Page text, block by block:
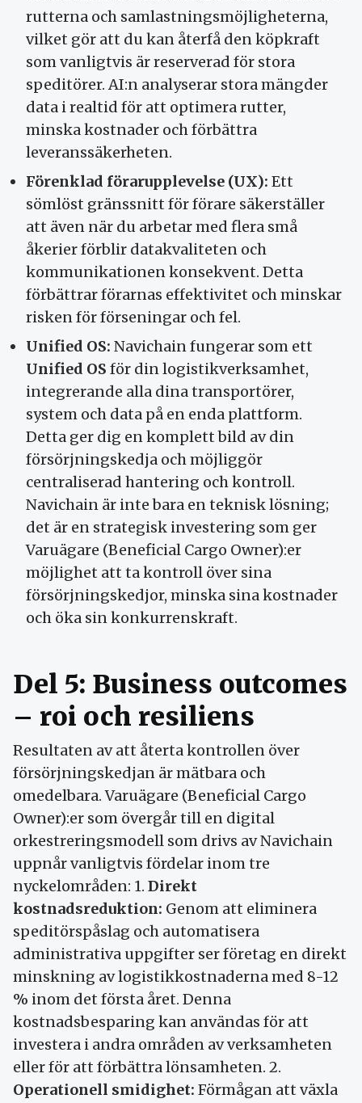
rutterna och samlastningsmöjligheterna,
vilket gör att du kan återfå den köpkraft
som vanligtvis är reserverad för stora
speditörer. AI:n analyserar stora mängder
data i realtid för att optimera rutter,
minska kostnader och förbättra
leveranssäkerheten.
Förenklad förarupplevelse (UX): Ett
sömlöst gränssnitt för förare säkerställer
att även när du arbetar med flera små
åkerier förblir datakvaliteten och
kommunikationen konsekvent. Detta
förbättrar förarnas effektivitet och minskar
risken för förseningar och fel.
Unified OS: Navichain fungerar som ett
Unified OS för din logistikverksamhet,
integrerande alla dina transportörer,
system och data på en enda plattform.
Detta ger dig en komplett bild av din
försörjningskedja och möjliggör
centraliserad hantering och kontroll.
Navichain är inte bara en teknisk lösning;
det är en strategisk investering som ger
Varuägare (Beneficial Cargo Owner):er
möjlighet att ta kontroll över sina
försörjningskedjor, minska sina kostnader
och öka sin konkurrenskraft.
Del 5: Business outcomes
– roi och resiliens
Resultaten av att återta kontrollen över
försörjningskedjan är mätbara och
omedelbara. Varuägare (Beneficial Cargo
Owner):er som övergår till en digital
orkestreringsmodell som drivs av Navichain
uppnår vanligtvis fördelar inom tre
nyckelområden: 1. Direkt
kostnadsreduktion: Genom att eliminera
speditörspåslag och automatisera
administrativa uppgifter ser företag en direkt
minskning av logistikkostnaderna med 8-12
% inom det första året. Denna
kostnadsbesparing kan användas för att
investera i andra områden av verksamheten
eller för att förbättra lönsamheten. 2.
Operationell smidighet: Förmågan att växla